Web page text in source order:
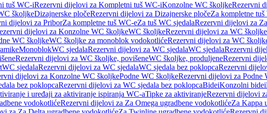
tuš WC-iRezervni dijelovi za Kompletni tuš WC-iKonzolne WC školjkeRezervni
školjkeDizajnerske pločeRezervni dijelovi za Dizajnerske pločeZa kompletne tuš
dijelovi za PriborZa kompletne tuš WC-eZa tuš WC sjedalaRezervni dijelovi za
dijelovi za Konzolne WC školjkeWC školjkeRezervni dijelovi za WC školjke
WC školjkeWC školjke za monoblok vodokotlićeRezervni dijelovi za WC
MonoblokWC sjedalaRezervni dijelovi za WC sjedalaWC sjedalaRezervni
Rezervni dijelovi za WC školjke, povišeneWC školjke, produljeneRezervni
WC sjedalaRezervni dijelovi za WC sjedalaWC sjedala bez poklopcaRezervni
dijelovi za Konzolne WC školjkePodne WC školjkeRezervni dijelovi za Podne
bez poklopcaRezervni dijelovi za WC sjedala bez poklopcaBideiKonzolni bidei
i uređaji za aktiviranje ispiranja WC-aTipke za aktiviranjeRezervni dijelovi
vodokotlićeRezervni dijelovi za Za Omega ugradbene vodokotlićeZa Kappa